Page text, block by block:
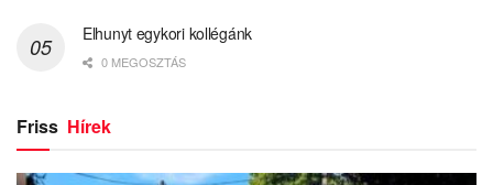
Elhunyt egykori kollégánk
0 MEGOSZTÁS
Friss Hírek